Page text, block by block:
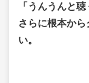
「うんうんと
さらに根本か
い。